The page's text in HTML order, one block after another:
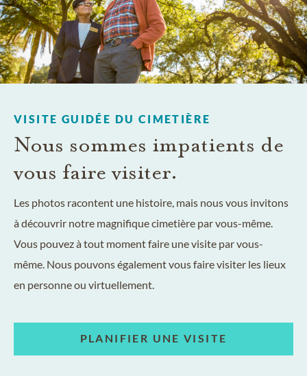
VISITE GUIDÉE DU CIMETIÈRE
Nous sommes impatients de
vous faire visiter.
Les photos racontent une histoire, mais nous vous invitons
à découvrir notre magnifique cimetière par vous-même.
Vous pouvez à tout moment faire une visite par vous-
même. Nous pouvons également vous faire visiter les lieux
en personne ou virtuellement.
PLANIFIER UNE VISITE